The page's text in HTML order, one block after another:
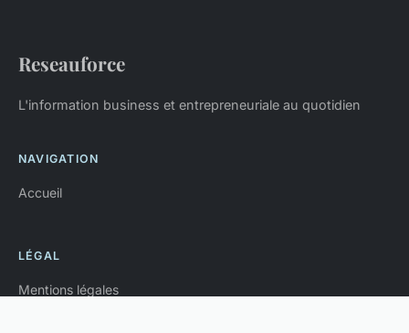
Reseauforce
L'information business et entrepreneuriale au quotidien
NAVIGATION
Accueil
LÉGAL
Mentions légales